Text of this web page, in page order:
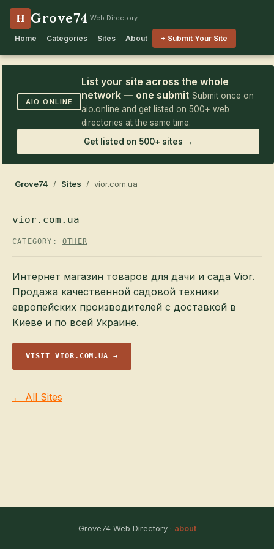
H Grove74 Web Directory
Home Categories Sites About + Submit Your Site
AIO.ONLINE
List your site across the whole
network — one submit Submit once on
aio.online and get listed on 500+ web
directories at the same time.
Get listed on 500+ sites →
Grove74 / Sites / vior.com.ua
vior.com.ua
CATEGORY: OTHER
Интернет магазин товаров для дачи и сада Vior.
Продажа качественной садовой техники
европейских производителей с доставкой в
Киеве и по всей Украине.
VISIT VIOR.COM.UA →
← All Sites
Grove74 Web Directory · about